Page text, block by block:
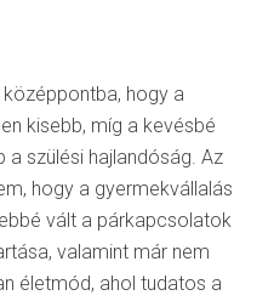
hogy a
kisebb, míg a kevésbé
szülési hajlandóság. Az
hogy a gyermekvállalás
vált a párkapcsolatok
valamint már nem
életmód, ahol tudatos a